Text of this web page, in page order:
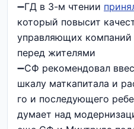
➖ГД в 3-м чтении
который повысит
управляющих компаний
перед жителями
➖СФ рекомендовал
шкалу маткапитала и
го и последующего
думает над